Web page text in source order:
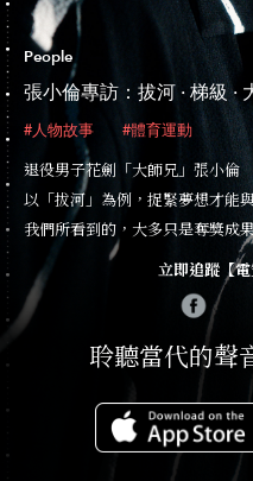
People
張小倫專訪：拔河 · 梯級 ·
#人物故事 #體育運動
退役男子花劍「大師兄」張小倫
以「拔河」為例，捉緊夢想才能
我們所看到的，大多只是奪獎成
立即追蹤【
聆聽當代的聲